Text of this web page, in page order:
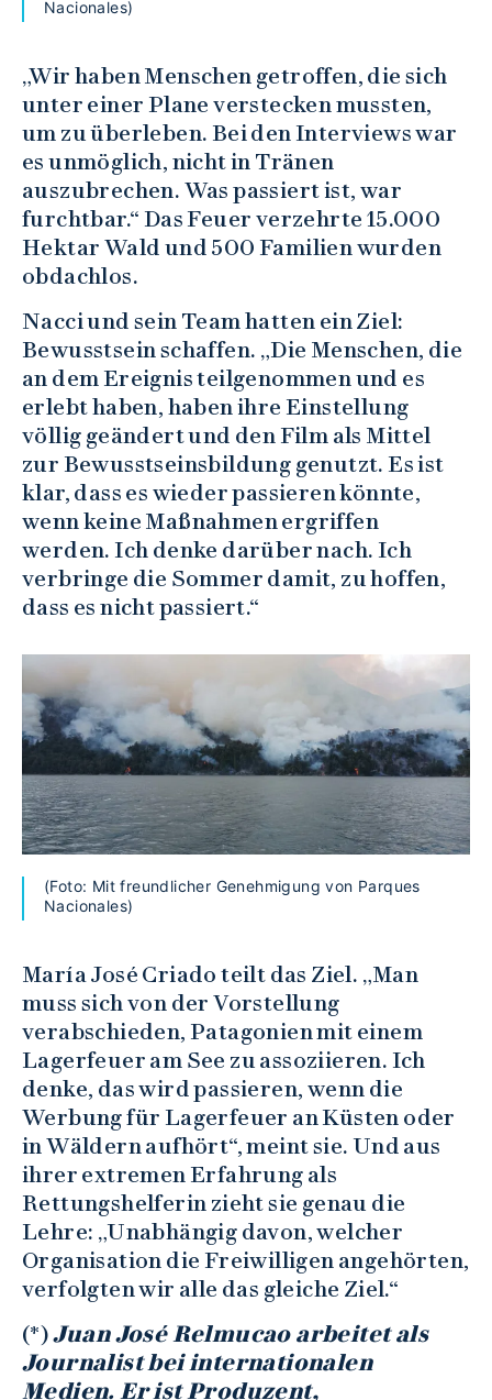
Nacionales)
„Wir haben Menschen getroffen, die sich
unter einer Plane verstecken mussten,
um zu überleben. Bei den Interviews war
es unmöglich, nicht in Tränen
auszubrechen. Was passiert ist, war
furchtbar.“ Das Feuer verzehrte 15.000
Hektar Wald und 500 Familien wurden
obdachlos.
Nacci und sein Team hatten ein Ziel:
Bewusstsein schaffen. „Die Menschen, die
an dem Ereignis teilgenommen und es
erlebt haben, haben ihre Einstellung
völlig geändert und den Film als Mittel
zur Bewusstseinsbildung genutzt. Es ist
klar, dass es wieder passieren könnte,
wenn keine Maßnahmen ergriffen
werden. Ich denke darüber nach. Ich
verbringe die Sommer damit, zu hoffen,
dass es nicht passiert.“
(Foto: Mit freundlicher Genehmigung von Parques
Nacionales)
María José Criado teilt das Ziel. „Man
muss sich von der Vorstellung
verabschieden, Patagonien mit einem
Lagerfeuer am See zu assoziieren. Ich
denke, das wird passieren, wenn die
Werbung für Lagerfeuer an Küsten oder
in Wäldern aufhört“, meint sie. Und aus
ihrer extremen Erfahrung als
Rettungshelferin zieht sie genau die
Lehre: „Unabhängig davon, welcher
Organisation die Freiwilligen angehörten,
verfolgten wir alle das gleiche Ziel.“
(*)Juan José Relmucao arbeitet als
Journalist bei internationalen
Medien. Er ist Produzent,